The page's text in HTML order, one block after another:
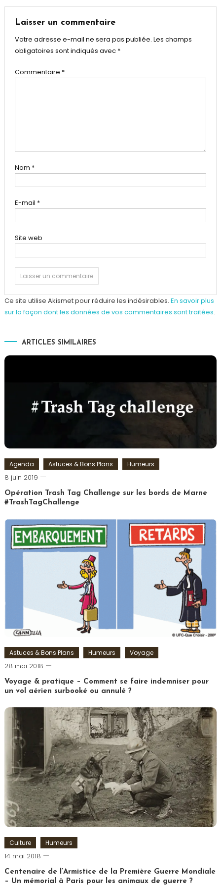
Laisser un commentaire
Votre adresse e-mail ne sera pas publiée. Les champs
obligatoires sont indiqués avec *
Commentaire *
Nom *
E-mail *
Site web
Ce site utilise Akismet pour réduire les indésirables. En savoir plus
sur la façon dont les données de vos commentaires sont traitées.
ARTICLES SIMILAIRES
Agenda Astuces & Bons Plans Humeurs
8 juin 2019
Romain-
Paris
Opération Trash Tag Challenge sur les bords de Marne
#TrashTagChallenge
Tagged
#TrashTagChallenge,
7è
Continent,
Val
Thorigny-
sur-
Marne
Trash
Challenge
Astuces & Bons Plans Humeurs Voyage
28 mai 2018
Romain-
Paris
Voyage & pratique – Comment se faire indemniser pour
un vol aérien surbooké ou annulé ?
Tagged
Avion
Conseil
indemnisation,
retard
surbooking
Vacances,
Voyage
Culture Humeurs
14 mai 2018
Romain-
Paris
Centenaire de l’Armistice de la Première Guerre Mondiale
– Un mémorial à Paris pour les animaux de guerre ?